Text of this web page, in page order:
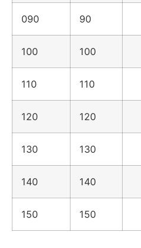
090 90
100 100
110 110
120 120
130 130
140 140
150 150